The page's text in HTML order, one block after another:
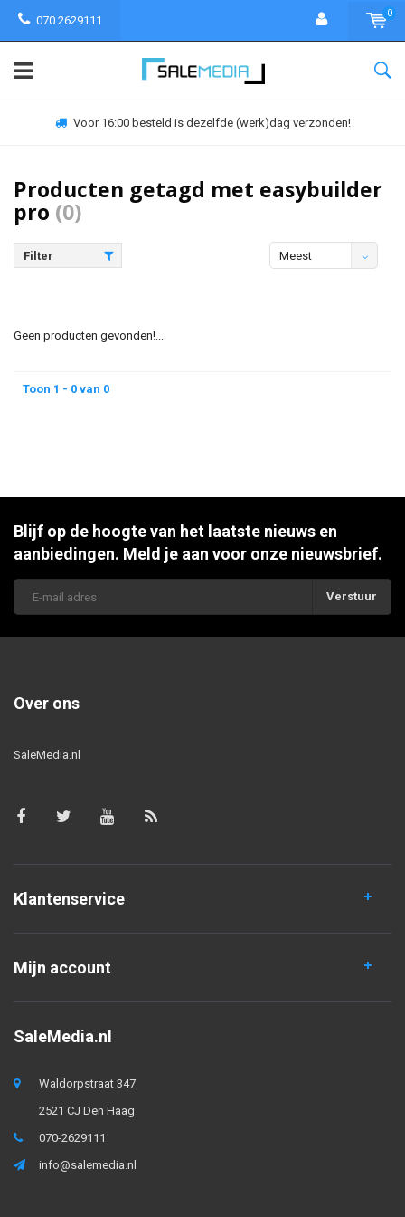
070 2629111
0
Voor 16:00 besteld is dezelfde (werk)dag verzonden!
Producten getagd met easybuilder
pro (0)
Filter
Meest
Geen producten gevonden!...
Toon 1 - 0 van 0
Blijf op de hoogte van het laatste nieuws en
aanbiedingen. Meld je aan voor onze nieuwsbrief.
Verstuur
Over ons
SaleMedia.nl
Klantenservice
Mijn account
SaleMedia.nl
Waldorpstraat 347
2521 CJ Den Haag
070-2629111
info@salemedia.nl